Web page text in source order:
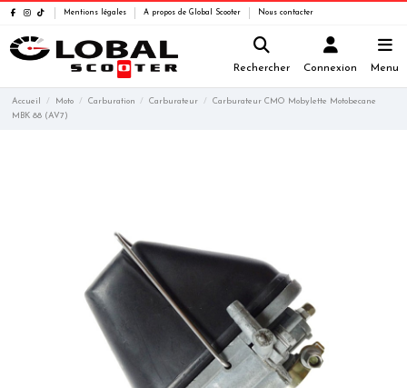
Mentions légales A propos de Global Scooter Nous contacter
Rechercher Connexion Menu
Accueil Moto Carburation Carburateur
Carburateur CMO Mobylette Motobecane
MBK 88 (AV7)